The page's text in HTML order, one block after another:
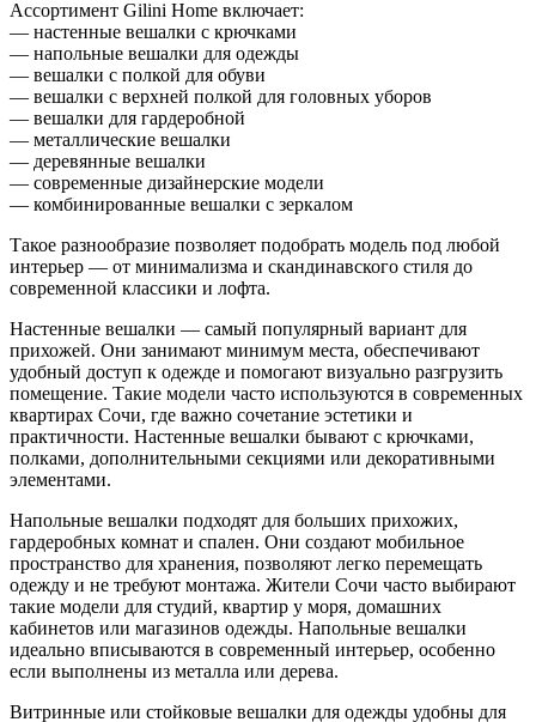
Ассортимент Gilini Home включает:
— настенные вешалки с крючками
— напольные вешалки для одежды
— вешалки с полкой для обуви
— вешалки с верхней полкой для головных уборов
— вешалки для гардеробной
— металлические вешалки
— деревянные вешалки
— современные дизайнерские модели
— комбинированные вешалки с зеркалом
Такое разнообразие позволяет подобрать модель под любой
интерьер — от минимализма и скандинавского стиля до
современной классики и лофта.
Настенные вешалки — самый популярный вариант для
прихожей. Они занимают минимум места, обеспечивают
удобный доступ к одежде и помогают визуально разгрузить
помещение. Такие модели часто используются в современных
квартирах Сочи, где важно сочетание эстетики и
практичности. Настенные вешалки бывают с крючками,
полками, дополнительными секциями или декоративными
элементами.
Напольные вешалки подходят для больших прихожих,
гардеробных комнат и спален. Они создают мобильное
пространство для хранения, позволяют легко перемещать
одежду и не требуют монтажа. Жители Сочи часто выбирают
такие модели для студий, квартир у моря, домашних
кабинетов или магазинов одежды. Напольные вешалки
идеально вписываются в современный интерьер, особенно
если выполнены из металла или дерева.
Витринные или стойковые вешалки для одежды удобны для